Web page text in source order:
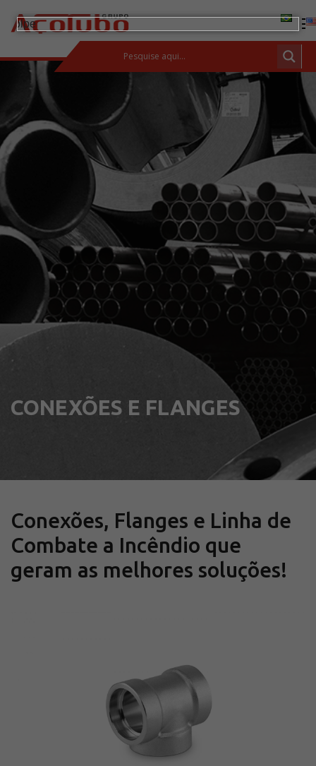
ESPAÇO DO CLIENTE
Produtos
Tubos de aço carbono
Barras de Aço Carbono
Conexões e flanges
Aços Inoxidáveis
Soluções integradas
Incotep – Sistemas de Ancoragem
Calculadora
Download
Solicite um orçamento
Sobre a Açotubo
Planos de Financiamento
Trabalhe conosco
CONEXÕES E FLANGES
Conexões, Flanges e Linha de
Combate a Incêndio que
geram as melhores soluções!